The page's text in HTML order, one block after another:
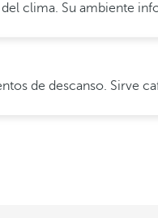
clima. Su ambiente
de descanso. Sirve